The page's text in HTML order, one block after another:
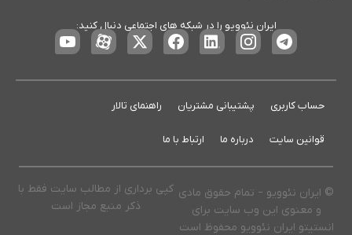
حساب کاربری پشتیبانی مشتریان راهنمای تالار
قوانین سایت درباره ما ارتباط با ما
ایران نئوویو را در شبکه های اجتماعی دنبال کنید:
© ایران نئوویو – تمام حقوق مادی
و معنوی این وب سایت برای
انستیتو ایران نئوویو محفوظ است
کپی برداری از مطالب سایت فقط با
ذکر منبع مجاز است